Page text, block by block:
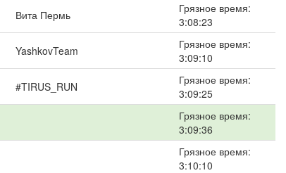
Вита Пермь
Грязное время:
3:08:23
YashkovTeam
Грязное время:
3:09:10
#TIRUS_RUN
Грязное время:
3:09:25
Грязное время:
3:09:36
Грязное время:
3:10:10